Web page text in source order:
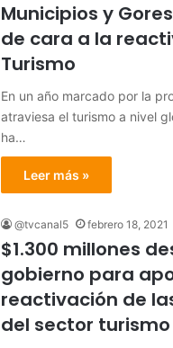
Municipios y
de cara a la
Turismo
En un año marcado por la
atraviesa el turismo a nivel
ha…
Leer más »
@tvcanal5 febrero 18, 2021
$1.300 millones
gobierno para
reactivación de
del sector turismo